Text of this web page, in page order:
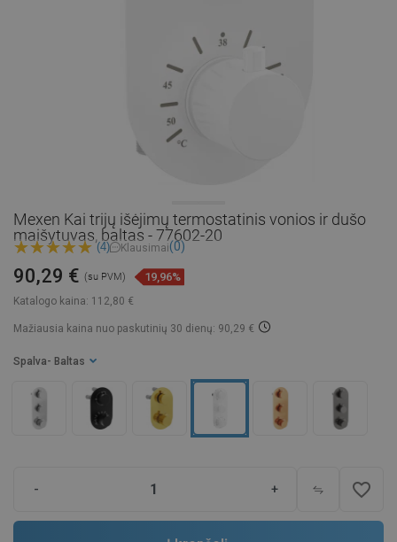
Mexen Kai trijų išėjimų termostatinis vonios ir dušo
maišytuvas, baltas - 77602-20
(4) Klausimai(0)
Katalogo kaina: 112,80 €
90,29 € (su PVM) 19,96%
Mažiausia kaina nuo paskutinių 30 dienų: 90,29 €
Spalva - Baltas
- + favorite_border